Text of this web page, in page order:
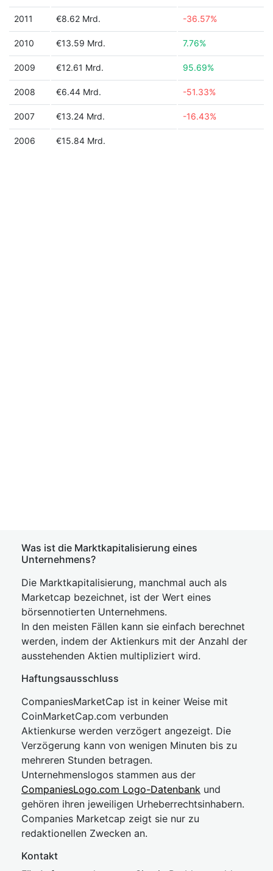
2011 €8.62 Mrd. -36.57%
2010 €13.59 Mrd. 7.76%
2009 €12.61 Mrd. 95.69%
2008 €6.44 Mrd. -51.33%
2007 €13.24 Mrd. -16.43%
2006 €15.84 Mrd.
Was ist die Marktkapitalisierung eines
Unternehmens?
Die Marktkapitalisierung, manchmal auch als
Marketcap bezeichnet, ist der Wert eines
börsennotierten Unternehmens.
In den meisten Fällen kann sie einfach berechnet
werden, indem der Aktienkurs mit der Anzahl der
ausstehenden Aktien multipliziert wird.
Haftungsausschluss
CompaniesMarketCap ist in keiner Weise mit
CoinMarketCap.com verbunden
Aktienkurse werden verzögert angezeigt. Die
Verzögerung kann von wenigen Minuten bis zu
mehreren Stunden betragen.
Unternehmenslogos stammen aus der
CompaniesLogo.com Logo-Datenbank und
gehören ihren jeweiligen Urheberrechtsinhabern.
Companies Marketcap zeigt sie nur zu
redaktionellen Zwecken an.
Kontakt